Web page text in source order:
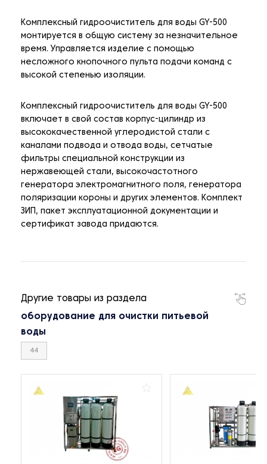
Комплексный гидроочиститель для воды GY-500
монтируется в общую систему за незначительное
время. Управляется изделие с помощью
несложного кнопочного пульта подачи команд с
высокой степенью изоляции.
Комплексный гидроочиститель для воды GY-500
включает в свой состав корпус-цилиндр из
высококачественной углеродистой стали с
каналами подвода и отвода воды, сетчатые
фильтры специальной конструкции из
нержавеющей стали, высокочастотного
генератора электромагнитного поля, генератора
поляризации короны и других элементов. Комплект
ЗИП, пакет эксплуатационной документации и
сертификат завода придаются.
Другие товары из раздела
оборудование для очистки питьевой
воды
44